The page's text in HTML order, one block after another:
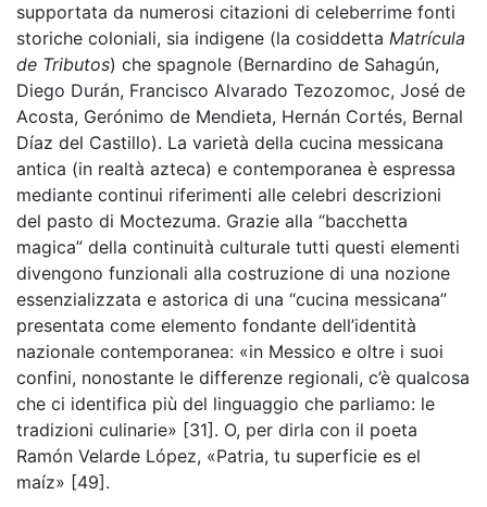
supportata da numerosi citazioni di celeberrime fonti
storiche coloniali, sia indigene (la cosiddetta Matrícula
de Tributos) che spagnole (Bernardino de Sahagún,
Diego Durán, Francisco Alvarado Tezozomoc, José de
Acosta, Gerónimo de Mendieta, Hernán Cortés, Bernal
Díaz del Castillo). La varietà della cucina messicana
antica (in realtà azteca) e contemporanea è espressa
mediante continui riferimenti alle celebri descrizioni
del pasto di Moctezuma. Grazie alla “bacchetta
magica” della continuità culturale tutti questi elementi
divengono funzionali alla costruzione di una nozione
essenzializzata e astorica di una “cucina messicana”
presentata come elemento fondante dell’identità
nazionale contemporanea: «in Messico e oltre i suoi
confini, nonostante le differenze regionali, c’è qualcosa
che ci identifica più del linguaggio che parliamo: le
tradizioni culinarie» [31]. O, per dirla con il poeta
Ramón Velarde López, «Patria, tu superficie es el
maíz» [49].